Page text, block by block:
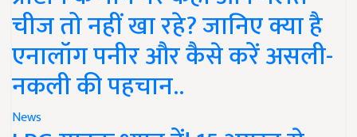
चीज तो नहीं खा रहे? जानिए क्या है
एनालॉग पनीर और कैसे करें असली-
नकली की पहचान..
News